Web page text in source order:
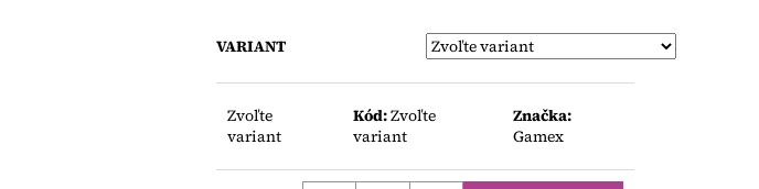
VARIANT
Zvoľte
variant
Kód:Zvoľte
variant
Značka:
Gamex